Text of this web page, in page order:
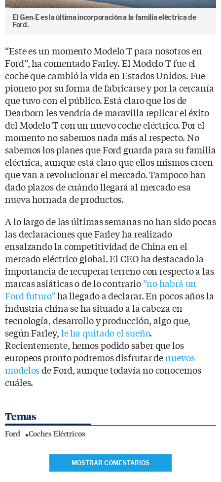
El Gen-E es la última incorporación a la familia eléctrica de
Ford.
“Este es un momento Modelo T para nosotros en
Ford”, ha comentado Farley. El Modelo T fue el
coche que cambió la vida en Estados Unidos. Fue
pionero por su forma de fabricarse y por la cercanía
que tuvo con el público. Está claro que los de
Dearborn les vendría de maravilla replicar el éxito
del Modelo T con un nuevo coche eléctrico. Por el
momento no sabemos nada más al respecto. No
sabemos los planes que Ford guarda para su familia
eléctrica, aunque está claro que ellos mismos creen
que van a revolucionar el mercado. Tampoco han
dado plazos de cuándo llegará al mercado esa
nueva hornada de productos.
A lo largo de las últimas semanas no han sido pocas
las declaraciones que Farley ha realizado
ensalzando la competitividad de China en el
mercado eléctrico global. El CEO ha destacado la
importancia de recuperar terreno con respecto a las
marcas asiáticas o de lo contrario“no habrá un
Ford futuro”ha llegado a declarar. En pocos años la
industria china se ha situado a la cabeza en
tecnología, desarrollo y producción, algo que,
según Farley,le ha quitado el sueño.
Recientemente, hemos podido saber que los
europeos pronto podremos disfrutar denuevos
modelosde Ford, aunque todavía no conocemos
cuáles.
Temas
Ford Coches Eléctricos
MOSTRAR COMENTARIOS